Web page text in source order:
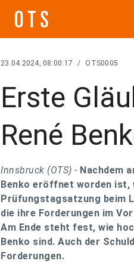
23.04.2024, 08:00:17 / OTS0005
Erste
René
Innsbruck (OTS) - Nachdem
Benko eröffnet worden ist,
Prüfungstagsatzung beim
die ihre Forderungen im
Am Ende steht fest, wie
Benko sind. Auch der
Forderungen.